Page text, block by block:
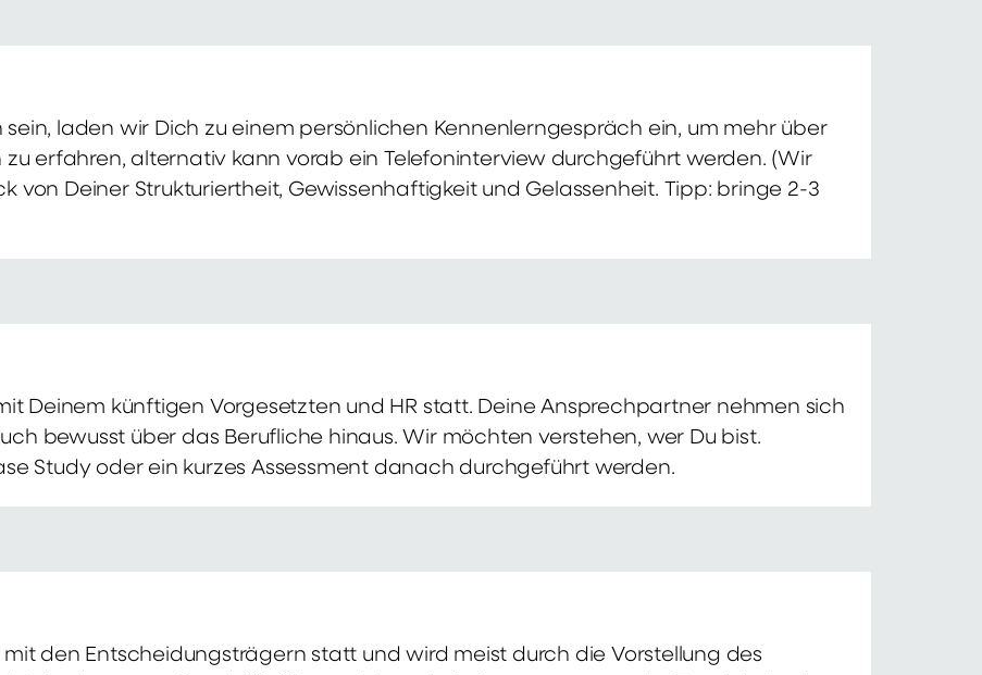
sein, laden wir Dich zu einem persönlichen Kennenlerngespräch ein, um mehr über
zu erfahren, alternativ kann vorab ein Telefoninterview durchgeführt werden. (Wir
von Deiner Strukturiertheit, Gewissenhaftigkeit und Gelassenheit. Tipp: bringe 2-3
Deinem künftigen Vorgesetzten und HR statt. Deine Ansprechpartner nehmen sich
bewusst über das Berufliche hinaus. Wir möchten verstehen, wer Du bist.
Study oder ein kurzes Assessment danach durchgeführt werden.
den Entscheidungsträgern statt und wird meist durch die Vorstellung des